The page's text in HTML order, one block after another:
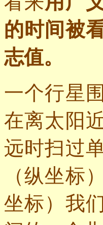
的时间被
志值。
一个行星
在离太阳
远时扫过
（纵坐标
坐标）我